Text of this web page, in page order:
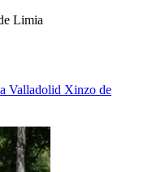
Limia
Valladolid Xinzo de